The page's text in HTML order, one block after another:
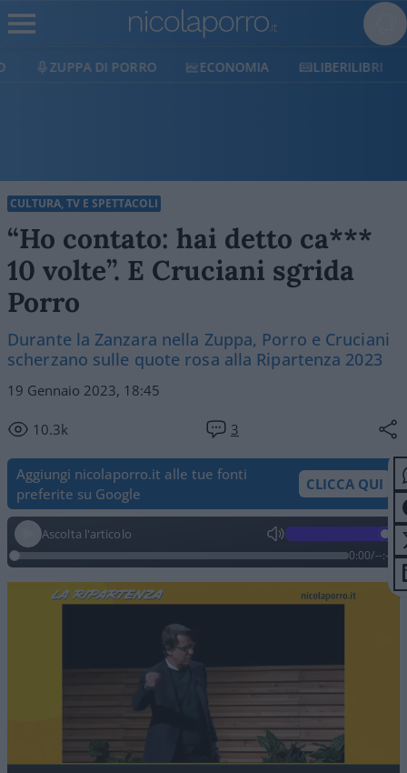
ZUPPA DI PORRO ECONOMIA LIBERILIBRI
CULTURA, TV E SPETTACOLI
“Ho contato: hai detto ca***
10 volte”. E Cruciani sgrida
Porro
Durante la Zanzara nella Zuppa, Porro e Cruciani
scherzano sulle quote rosa alla Ripartenza 2023
19 Gennaio 2023, 18:45
10.3k 3
Aggiungi nicolaporro.it alle tue fonti
preferite su Google
CLICCA QUI
Ascolta l'articolo
0:00/--:--